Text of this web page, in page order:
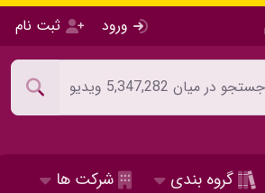
ورود ثبت نام
گروه بندی
شرکت ها